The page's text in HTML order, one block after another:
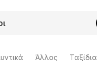
Άλλος Ταξίδια